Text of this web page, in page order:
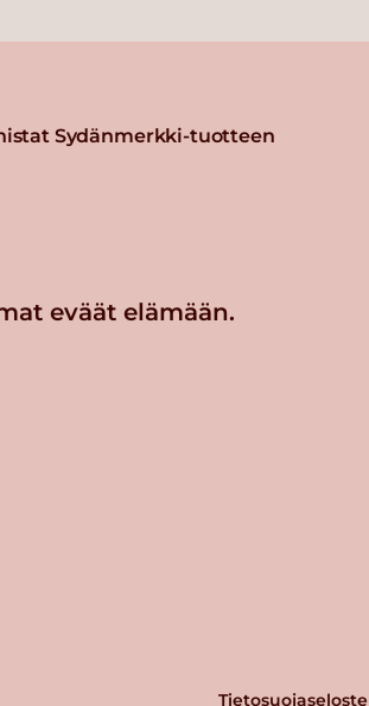
Sydänmerkki-tuotteen
eväät elämään.
Tietosuojaseloste